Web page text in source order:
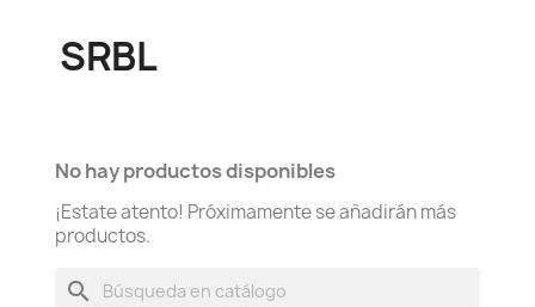
SRBL
No hay productos disponibles
¡Estate atento! Próximamente se añadirán más
productos.
search